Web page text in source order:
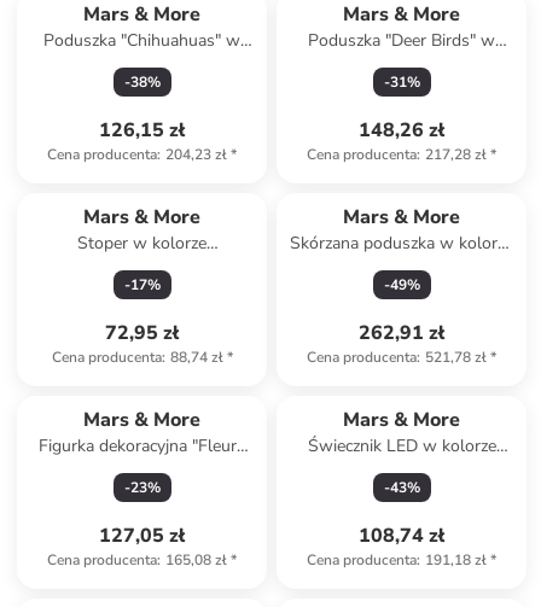
Mars & More
Poduszka "Chihuahuas" w
kolorze jasnobrązowo-białym
- 50 x 50 cm
-38%
126,15 zł
Cena producenta: 204,23 zł*
Mars & More
Poduszka "Deer Birds" w
kolorze brązowo-zielono-
jasnoróżowym - 45 x 45 cm
-31%
148,26 zł
Cena producenta: 217,28 zł*
Mars & More
Stoper w kolorze
jasnobrązowym do drzwi - 22
x 25 x 21 cm
-17%
72,95 zł
Cena producenta: 88,74 zł*
Mars & More
Skórzana poduszka w kolorze
jasnobrązowo-brązowym - 45
x 45 cm
-49%
262,91 zł
Cena producenta: 521,78 zł*
Mars & More
Figurka dekoracyjna "Fleury
Pumpkin" ze wzorem - wys.
23 x Ø 23 cm
-23%
127,05 zł
Cena producenta: 165,08 zł*
Mars & More
Świecznik LED w kolorze
czarnym - wys. 19,5 x Ø 12
cm
-43%
108,74 zł
Cena producenta: 191,18 zł*